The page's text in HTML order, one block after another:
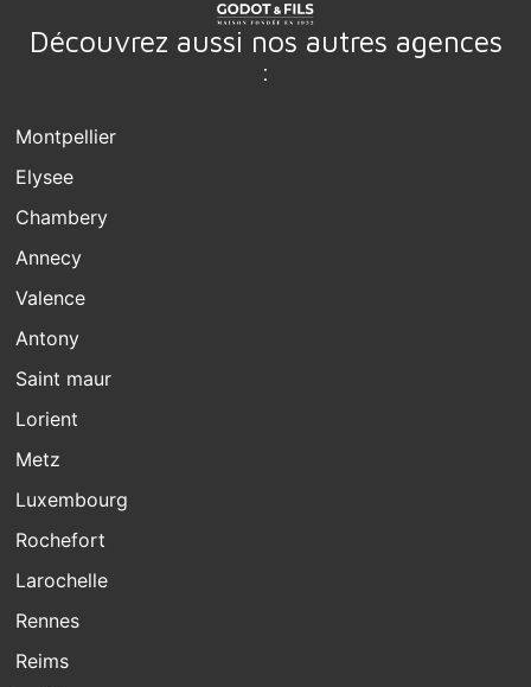
Découvrez aussi nos autres agences
:
Montpellier
Elysee
Chambery
Annecy
Valence
Antony
Saint maur
Lorient
Metz
Luxembourg
Rochefort
Larochelle
Rennes
Reims